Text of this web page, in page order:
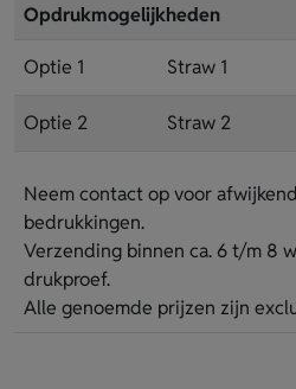
Opdrukmogelijkheden
Optie 1 Straw 1
Optie 2 Straw 2
Neem contact op voor
bedrukkingen.
Verzending binnen ca. 6 t/m 8
drukproef.
Alle genoemde prijzen zijn